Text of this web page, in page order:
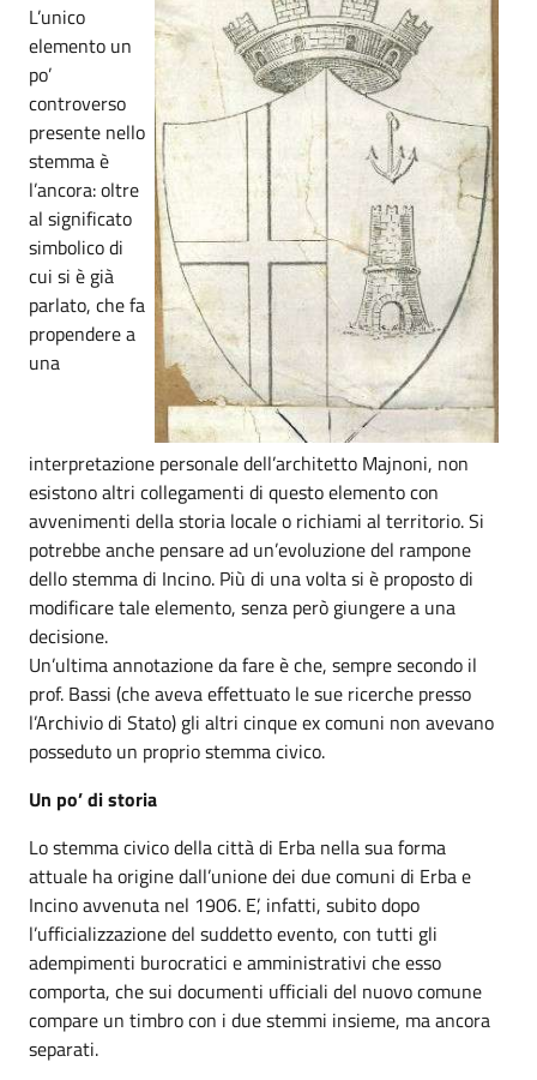
L’unico
elemento un
po’
controverso
presente nello
stemma è
l’ancora: oltre
al significato
simbolico di
cui si è già
parlato, che fa
propendere a
una
interpretazione personale dell’architetto Majnoni, non
esistono altri collegamenti di questo elemento con
avvenimenti della storia locale o richiami al territorio. Si
potrebbe anche pensare ad un’evoluzione del rampone
dello stemma di Incino. Più di una volta si è proposto di
modificare tale elemento, senza però giungere a una
decisione.
Un’ultima annotazione da fare è che, sempre secondo il
prof. Bassi (che aveva effettuato le sue ricerche presso
l’Archivio di Stato) gli altri cinque ex comuni non avevano
posseduto un proprio stemma civico.
Un po’ di storia
Lo stemma civico della città di Erba nella sua forma
attuale ha origine dall’unione dei due comuni di Erba e
Incino avvenuta nel 1906. E’, infatti, subito dopo
l’ufficializzazione del suddetto evento, con tutti gli
adempimenti burocratici e amministrativi che esso
comporta, che sui documenti ufficiali del nuovo comune
compare un timbro con i due stemmi insieme, ma ancora
separati.